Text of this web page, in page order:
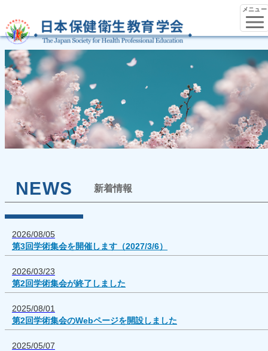
メニュー
NEWS 新着情報
2026/08/05
第3回学術集会を開催します（2027/3/6）
2026/03/23
第2回学術集会が終了しました
2025/08/01
第2回学術集会のWebページを開設しました
2025/05/07